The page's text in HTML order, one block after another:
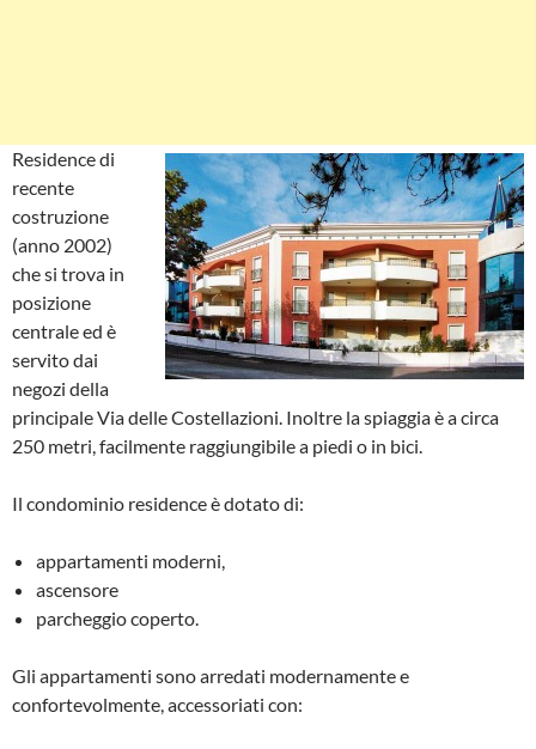
Residence di
recente
costruzione
(anno 2002)
che si trova in
posizione
centrale ed è
servito dai
negozi della
principale Via delle Costellazioni. Inoltre la spiaggia è a circa
250 metri, facilmente raggiungibile a piedi o in bici.
Il condominio residence è dotato di:
appartamenti moderni,
ascensore
parcheggio coperto.
Gli appartamenti sono arredati modernamente e
confortevolmente, accessoriati con: